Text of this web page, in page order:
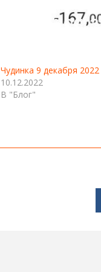
Чудинка 9 декабря 2022
10.12.2022
В "Блог"